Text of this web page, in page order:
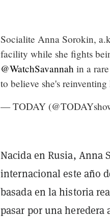
Socialite Anna Sorokin,
facility while she fights
@WatchSavannah in a
to believe she's reinventing
— TODAY
Nacida en Rusia, Anna
internacional este año
basada en la historia
pasar por una heredera